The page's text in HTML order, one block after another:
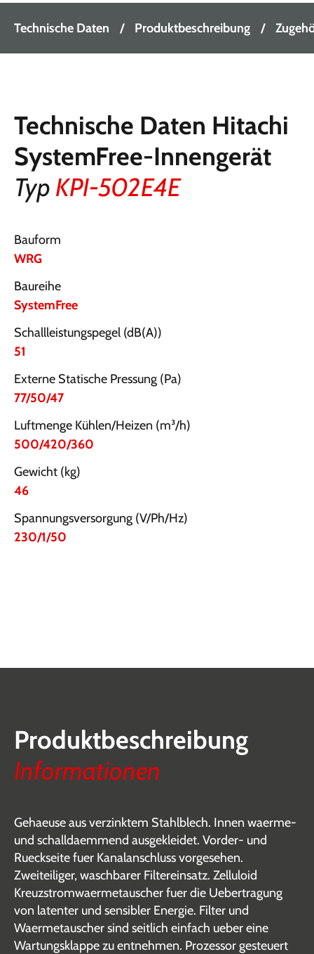
Technische Daten Produktbeschreibung
Technische Daten Hitachi
SystemFree-Innengerät
Typ KPI-502E4E
Bauform
WRG
Baureihe
SystemFree
Schallleistungspegel (dB(A))
51
Externe Statische Pressung (Pa)
77/50/47
Luftmenge Kühlen/Heizen (m³/h)
500/420/360
Gewicht (kg)
46
Spannungsversorgung (V/Ph/Hz)
230/1/50
Produktbeschreibung
Informationen
Gehaeuse aus verzinktem Stahlblech. Innen waerme-
und schalldaemmend ausgekleidet. Vorder- und
Rueckseite fuer Kanalanschluss vorgesehen.
Zweiteiliger, waschbarer Filtereinsatz. Zelluloid
Kreuzstromwaermetauscher fuer die Uebertragung
von latenter und sensibler Energie. Filter und
Waermetauscher sind seitlich einfach ueber eine
Wartungsklappe zu entnehmen. Prozessor gesteuert